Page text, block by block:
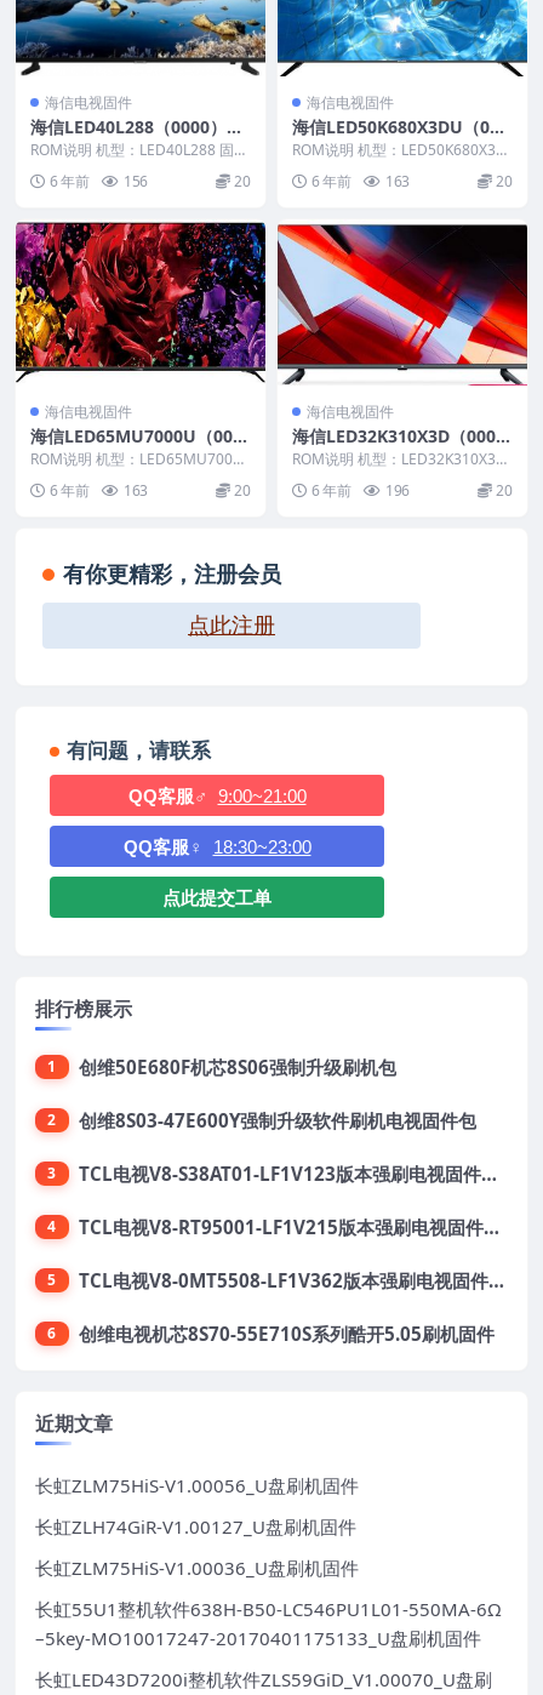
海信电视固件
海信LED40L288（0000）BO
M1官方原厂USB刷机电视固
件包
ROM说明 机型：LED40L288 固件
版本：（0000） BOM：1 海信L...
6 年前 156 20
海信电视固件
海信LED50K680X3DU（000
0）BOM1官方原厂USB刷机
电视固件包
ROM说明 机型：LED50K680X3D
U 固件版本：（0000） BOM：
1... 6 年前 163 20
海信电视固件
海信LED65MU7000U（000
0）BOM1官方原厂USB刷机
电视固件包
ROM说明 机型：LED65MU7000
U 固件版本：（0000） BOM：1
... 6 年前 163 20
海信电视固件
海信LED32K310X3D（000
0）BOM1官方原厂USB刷机
电视固件包
ROM说明 机型：LED32K310X3D
固件版本：（0000） BOM：1 ...
6 年前 196 20
有你更精彩，注册会员
点此注册
有问题，请联系
QQ客服♂ 9:00~21:00
QQ客服♀ 18:30~23:00
点此提交工单
排行榜展示
1 创维50E680F机芯8S06强制升级刷机包
2 创维8S03-47E600Y强制升级软件刷机电视固件包
3 TCL电视V8-S38AT01-LF1V123版本强刷电视固件包下载
4 TCL电视V8-RT95001-LF1V215版本强刷电视固件包下载
5 TCL电视V8-0MT5508-LF1V362版本强刷电视固件包下载
6 创维电视机芯8S70-55E710S系列酷开5.05刷机固件
近期文章
长虹ZLM75HiS-V1.00056_U盘刷机固件
长虹ZLH74GiR-V1.00127_U盘刷机固件
长虹ZLM75HiS-V1.00036_U盘刷机固件
长虹55U1整机软件638H-B50-LC546PU1L01-550MA-6Ω
–5key-MO10017247-20170401175133_U盘刷机固件
长虹LED43D7200i整机软件ZLS59GiD_V1.00070_U盘刷